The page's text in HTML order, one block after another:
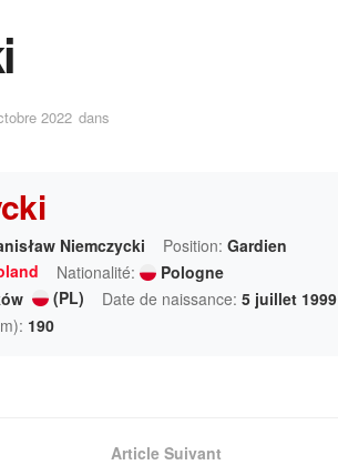
2022 dans
Niemczycki Position: Gardien
Nationalité:
Pologne
(PL) Date de naissance: 5 juillet 1999
190
Article Suivant